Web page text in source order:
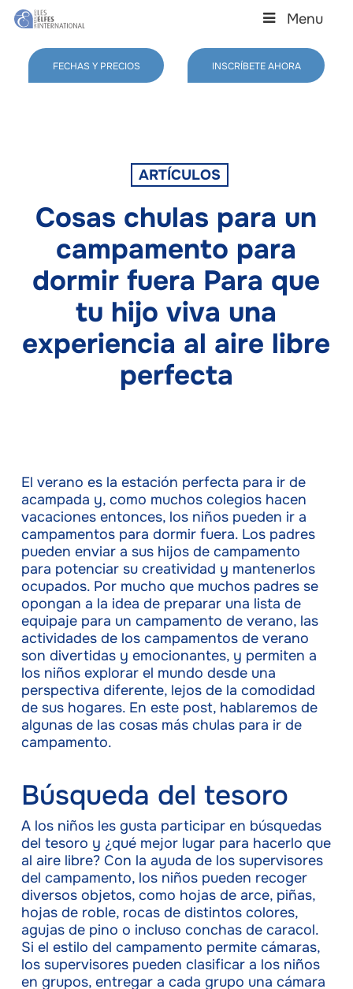
Skip
content
Menu
FECHAS Y PRECIOS INSCRÍBETE AHORA
ARTÍCULOS
Cosas chulas para un
campamento para
dormir fuera Para que
tu hijo viva una
experiencia al aire libre
perfecta
El verano es la estación perfecta para ir de
acampada y, como muchos colegios hacen
vacaciones entonces, los niños pueden ir a
campamentos para dormir fuera. Los padres
pueden enviar a sus hijos de campamento
para potenciar su creatividad y mantenerlos
ocupados. Por mucho que muchos padres se
opongan a la idea de preparar una lista de
equipaje para un campamento de verano, las
actividades de los campamentos de verano
son divertidas y emocionantes, y permiten a
los niños explorar el mundo desde una
perspectiva diferente, lejos de la comodidad
de sus hogares. En este post, hablaremos de
algunas de las cosas más chulas para ir de
campamento.
Búsqueda del tesoro
A los niños les gusta participar en búsquedas
del tesoro y ¿qué mejor lugar para hacerlo que
al aire libre? Con la ayuda de los supervisores
del campamento, los niños pueden recoger
diversos objetos, como hojas de arce, piñas,
hojas de roble, rocas de distintos colores,
agujas de pino o incluso conchas de caracol.
Si el estilo del campamento permite cámaras,
los supervisores pueden clasificar a los niños
en grupos, entregar a cada grupo una cámara
Close
Menu